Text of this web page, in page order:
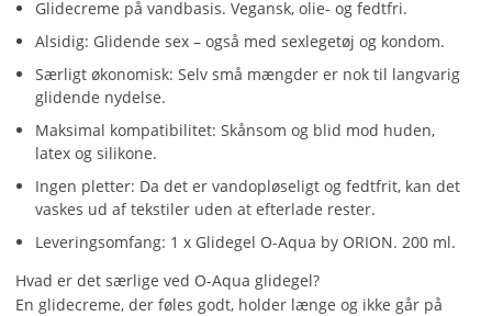
Glidecreme på vandbasis. Vegansk, olie- og fedtfri.
Alsidig: Glidende sex – også med sexlegetøj og kondom.
Særligt økonomisk: Selv små mængder er nok til langvarig
glidende nydelse.
Maksimal kompatibilitet: Skånsom og blid mod huden,
latex og silikone.
Ingen pletter: Da det er vandopløseligt og fedtfrit, kan det
vaskes ud af tekstiler uden at efterlade rester.
Leveringsomfang: 1 x Glidegel O-Aqua by ORION. 200 ml.
Hvad er det særlige ved O-Aqua glidegel?
En glidecreme, der føles godt, holder længe og ikke går på